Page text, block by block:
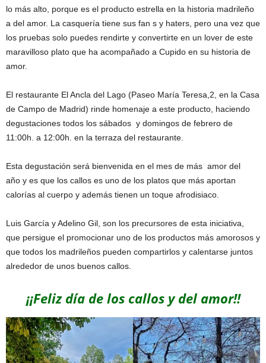
lo más alto, porque es el producto estrella en la historia madrileño
a del amor. La casquería tiene sus fan s y haters, pero una vez que
los pruebas solo puedes rendirte y convertirte en un lover de este
maravilloso plato que ha acompañado a Cupido en su historia de
amor.
El restaurante El Ancla del Lago (Paseo María Teresa,2, en la Casa
de Campo de Madrid) rinde homenaje a este producto, haciendo
degustaciones todos los sábados y domingos de febrero de
11:00h. a 12:00h. en la terraza del restaurante.
Esta degustación será bienvenida en el mes de más amor del
año y es que los callos es uno de los platos que más aportan
calorías al cuerpo y además tienen un toque afrodisiaco.
Luis García y Adelino Gil, son los precursores de esta iniciativa,
que persigue el promocionar uno de los productos más amorosos y
que todos los madrileños pueden compartirlos y calentarse juntos
alrededor de unos buenos callos.
¡¡Feliz día de los callos y del amor!!